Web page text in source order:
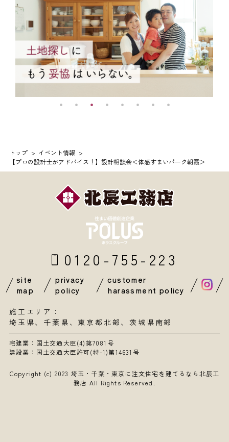
トップ
イベント情報
【プロの設計士がアドバイス！】設計相談会＜体感すまいパーク朝霞＞
0120-755-223
site
map
privacy
policy
customer
harassment policy
施工エリア：
埼玉県、 千葉県 、東京都北部、茨城県南部
宅建業：国土交通大臣(4)第7081号
建設業：国土交通大臣許可(特-1)第14631号
Copyright (c) 2023 埼玉・千葉・東京に注文住宅を建てるなら北辰工
務店 All Rights Reserved.